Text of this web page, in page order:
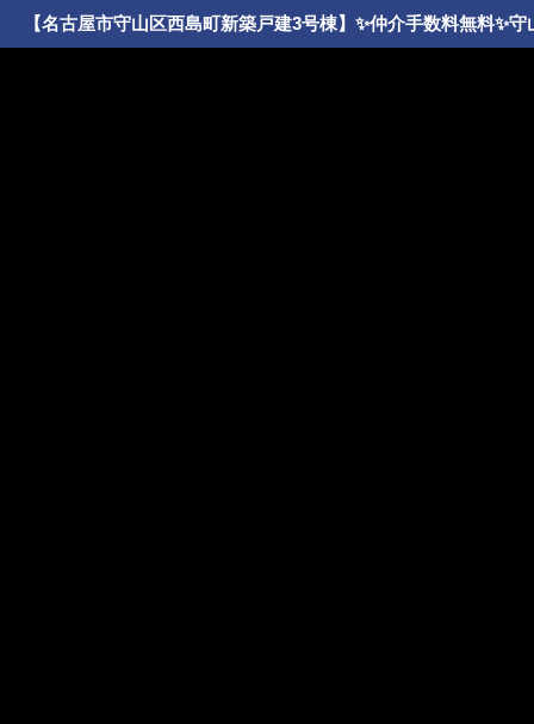
【名古屋市守山区西島町新築戸建3号棟】✨️仲介手数料無料✨️